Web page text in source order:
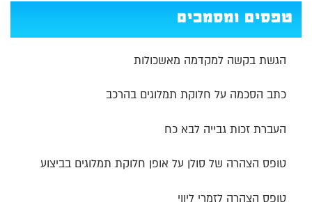
טפסים ומסמכים
הגשת בקשה למקדמה מאשכולות
כתב הסכמה על חלוקת תמלוגים בהרכב
העברת זכות גבייה לבא כח
טופס הצהרה של סולן על אופן חלוקת תמלוגים בביצוע
טופס הצהרה לזמרי ליווי